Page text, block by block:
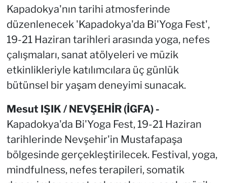
Kapadokya'nın tarihi atmosferinde
düzenlenecek 'Kapadokya'da Bi'Yoga Fest',
19-21 Haziran tarihleri arasında yoga, nefes
çalışmaları, sanat atölyeleri ve müzik
etkinlikleriyle katılımcılara üç günlük
bütünsel bir yaşam deneyimi sunacak.
Mesut IŞIK / NEVŞEHİR (İGFA) -
Kapadokya'da Bi'Yoga Fest, 19-21 Haziran
tarihlerinde Nevşehir'in Mustafapaşa
bölgesinde gerçekleştirilecek. Festival, yoga,
mindfulness, nefes terapileri, somatik